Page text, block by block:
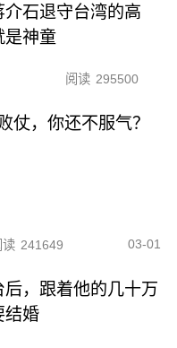
介石退守台湾的高
是神童
阅读 295500
仗，你还不服气？
读 241649 03-01
后，跟着他的几十万
结婚